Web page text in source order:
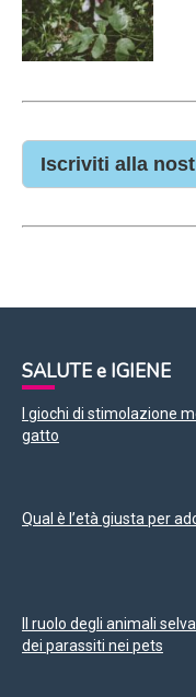
Iscriviti alla
SALUTE e IGIENE
I giochi di stimolazione
gatto
Qual è l’età giusta per
Il ruolo degli animali
dei parassiti nei pets